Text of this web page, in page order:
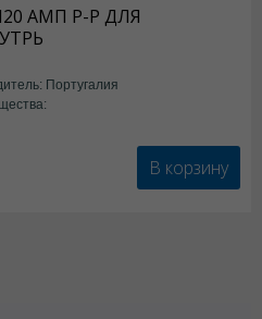
АМП Р-Р ДЛЯ
Португалия
В корзину